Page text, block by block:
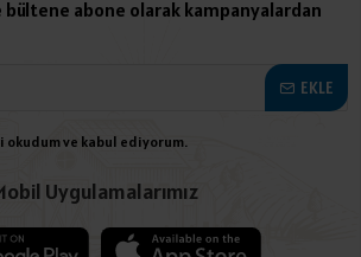
abone olarak kampanyalardan
EKLE
okudum ve kabul ediyorum.
Uygulamalarımız